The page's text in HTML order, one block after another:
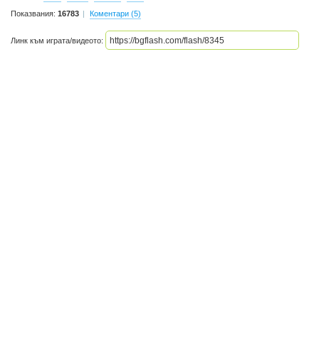
Показвания: 16783 Коментари (5)
Линк към играта/видеото: